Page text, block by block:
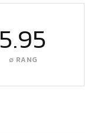
5.95
∅ RANG